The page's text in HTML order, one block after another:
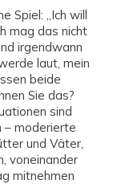
Spiel: „Ich will
mag das nicht
irgendwann
laut, mein
beide
Sie das?
sind
– moderierte
und Väter,
voneinander
mitnehmen